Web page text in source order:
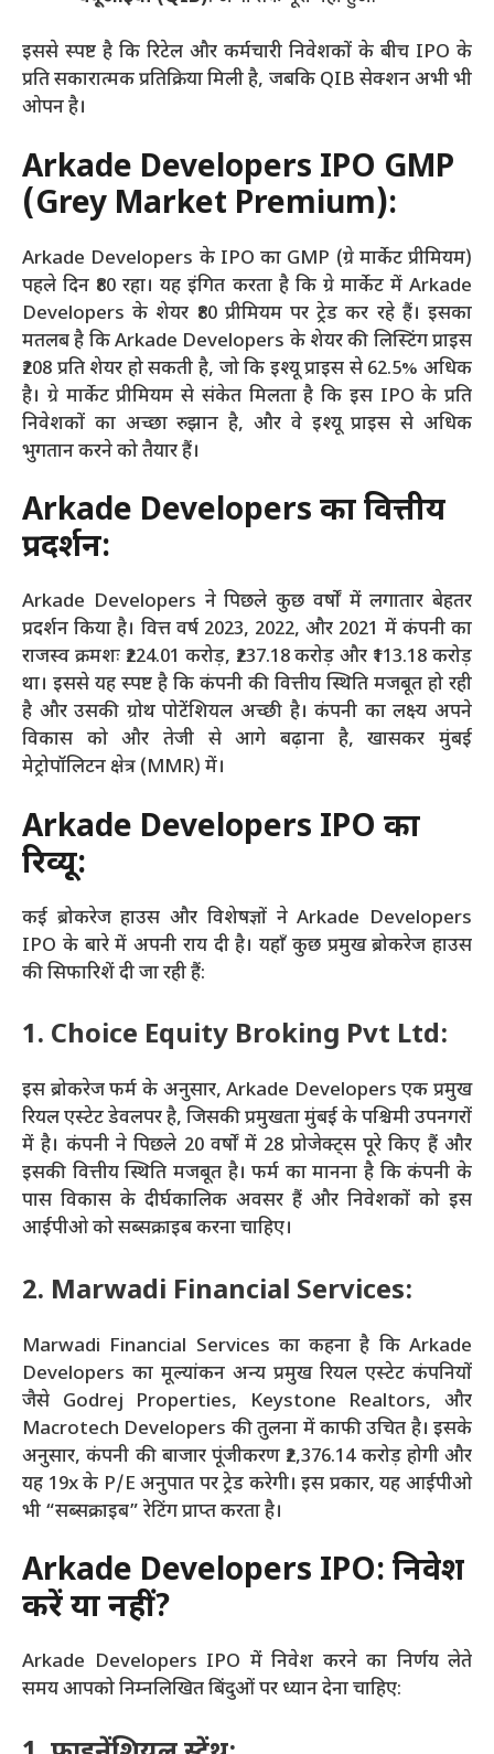
इससे स्पष्ट है कि रिटेल और कर्मचारी निवेशकों के बीच IPO के
प्रति सकारात्मक प्रतिक्रिया मिली है, जबकि QIB सेक्शन अभी भी
ओपन है।
Arkade Developers IPO GMP
(Grey Market Premium):
Arkade Developers के IPO का GMP (ग्रे मार्केट प्रीमियम)
पहले दिन ₹80 रहा। यह इंगित करता है कि ग्रे मार्केट में Arkade
Developers के शेयर ₹80 प्रीमियम पर ट्रेड कर रहे हैं। इसका
मतलब है कि Arkade Developers के शेयर की लिस्टिंग प्राइस
₹208 प्रति शेयर हो सकती है, जो कि इश्यू प्राइस से 62.5% अधिक
है। ग्रे मार्केट प्रीमियम से संकेत मिलता है कि इस IPO के प्रति
निवेशकों का अच्छा रुझान है, और वे इश्यू प्राइस से अधिक
भुगतान करने को तैयार हैं।
Arkade Developers का वित्तीय
प्रदर्शन:
Arkade Developers ने पिछले कुछ वर्षों में लगातार बेहतर
प्रदर्शन किया है। वित्त वर्ष 2023, 2022, और 2021 में कंपनी का
राजस्व क्रमशः ₹224.01 करोड़, ₹237.18 करोड़ और ₹113.18 करोड़
था। इससे यह स्पष्ट है कि कंपनी की वित्तीय स्थिति मजबूत हो रही
है और उसकी ग्रोथ पोटेंशियल अच्छी है। कंपनी का लक्ष्य अपने
विकास को और तेजी से आगे बढ़ाना है, खासकर मुंबई
मेट्रोपॉलिटन क्षेत्र (MMR) में।
Arkade Developers IPO का
रिव्यू:
कई ब्रोकरेज हाउस और विशेषज्ञों ने Arkade Developers
IPO के बारे में अपनी राय दी है। यहाँ कुछ प्रमुख ब्रोकरेज हाउस
की सिफारिशें दी जा रही हैं:
1. Choice Equity Broking Pvt Ltd:
इस ब्रोकरेज फर्म के अनुसार, Arkade Developers एक प्रमुख
रियल एस्टेट डेवलपर है, जिसकी प्रमुखता मुंबई के पश्चिमी उपनगरों
में है। कंपनी ने पिछले 20 वर्षों में 28 प्रोजेक्ट्स पूरे किए हैं और
इसकी वित्तीय स्थिति मजबूत है। फर्म का मानना है कि कंपनी के
पास विकास के दीर्घकालिक अवसर हैं और निवेशकों को इस
आईपीओ को सब्सक्राइब करना चाहिए।
2. Marwadi Financial Services:
Marwadi Financial Services का कहना है कि Arkade
Developers का मूल्यांकन अन्य प्रमुख रियल एस्टेट कंपनियों
जैसे Godrej Properties, Keystone Realtors, और
Macrotech Developers की तुलना में काफी उचित है। इसके
अनुसार, कंपनी की बाजार पूंजीकरण ₹2,376.14 करोड़ होगी और
यह 19x के P/E अनुपात पर ट्रेड करेगी। इस प्रकार, यह आईपीओ
भी “सब्सक्राइब” रेटिंग प्राप्त करता है।
Arkade Developers IPO: निवेश
करें या नहीं?
Arkade Developers IPO में निवेश करने का निर्णय लेते
समय आपको निम्नलिखित बिंदुओं पर ध्यान देना चाहिए: